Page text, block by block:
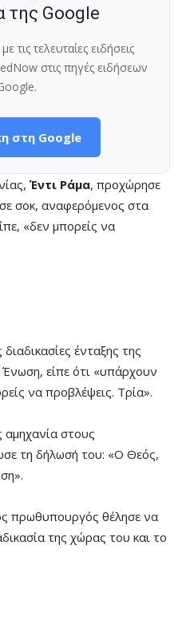
της Google
τις τελευταίες ειδήσεις
στις πηγές ειδήσεων
στη Google
Έντι Ράμα, προχώρησε
σοκ, αναφερόμενος στα
«δεν μπορείς να
ένταξης της
είπε ότι «υπάρχουν
να προβλέψεις. Τρία».
στους
τη δήλωσή του: «Ο Θεός,
πρωθυπουργός θέλησε να
της χώρας του και το